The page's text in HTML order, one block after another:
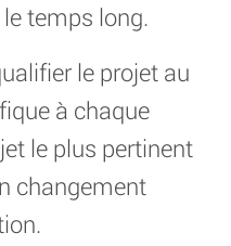
temps long.
le projet au
à chaque
le plus pertinent
changement